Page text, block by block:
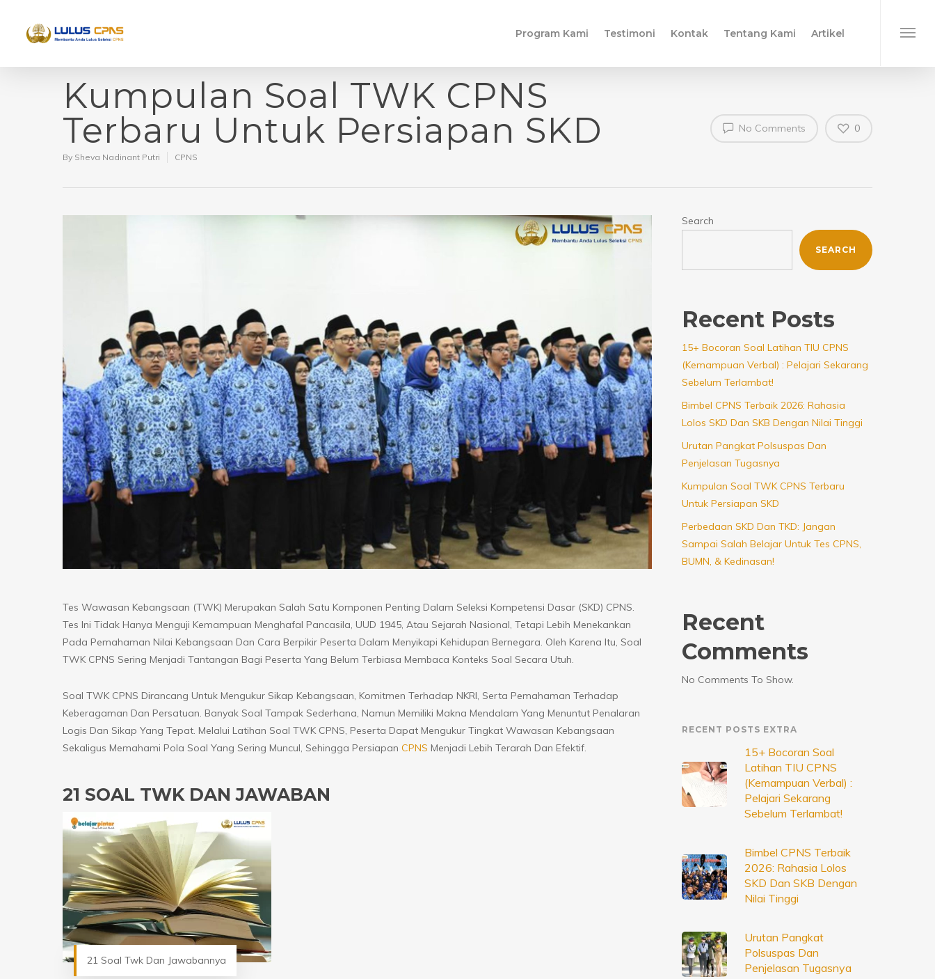
Program Kami Testimoni Kontak Tentang Kami Artikel
Kumpulan Soal TWK CPNS
Terbaru Untuk Persiapan SKD
By Sheva Nadinant Putri CPNS
No Comments 0
Tes Wawasan Kebangsaan (TWK) Merupakan Salah Satu Komponen Penting Dalam Seleksi Kompetensi Dasar (SKD) CPNS.
Tes Ini Tidak Hanya Menguji Kemampuan Menghafal Pancasila, UUD 1945, Atau Sejarah Nasional, Tetapi Lebih Menekankan
Pada Pemahaman Nilai Kebangsaan Dan Cara Berpikir Peserta Dalam Menyikapi Kehidupan Bernegara. Oleh Karena Itu, Soal
TWK CPNS Sering Menjadi Tantangan Bagi Peserta Yang Belum Terbiasa Membaca Konteks Soal Secara Utuh.
Soal TWK CPNS Dirancang Untuk Mengukur Sikap Kebangsaan, Komitmen Terhadap NKRI, Serta Pemahaman Terhadap
Keberagaman Dan Persatuan. Banyak Soal Tampak Sederhana, Namun Memiliki Makna Mendalam Yang Menuntut Penalaran
Logis Dan Sikap Yang Tepat. Melalui Latihan Soal TWK CPNS, Peserta Dapat Mengukur Tingkat Wawasan Kebangsaan
Sekaligus Memahami Pola Soal Yang Sering Muncul, Sehingga Persiapan CPNS Menjadi Lebih Terarah Dan Efektif.
21 SOAL TWK DAN JAWABAN
21 Soal Twk Dan Jawabannya
Search
SEARCH
Recent Posts
15+ Bocoran Soal Latihan TIU CPNS
(Kemampuan Verbal) : Pelajari Sekarang
Sebelum Terlambat!
Bimbel CPNS Terbaik 2026: Rahasia
Lolos SKD Dan SKB Dengan Nilai Tinggi
Urutan Pangkat Polsuspas Dan
Penjelasan Tugasnya
Kumpulan Soal TWK CPNS Terbaru
Untuk Persiapan SKD
Perbedaan SKD Dan TKD: Jangan
Sampai Salah Belajar Untuk Tes CPNS,
BUMN, & Kedinasan!
Recent
Comments
No Comments To Show.
RECENT POSTS EXTRA
15+ Bocoran Soal
Latihan TIU CPNS
(Kemampuan Verbal) :
Pelajari Sekarang
Sebelum Terlambat!
Bimbel CPNS Terbaik
2026: Rahasia Lolos
SKD Dan SKB Dengan
Nilai Tinggi
Urutan Pangkat
Polsuspas Dan
Penjelasan Tugasnya